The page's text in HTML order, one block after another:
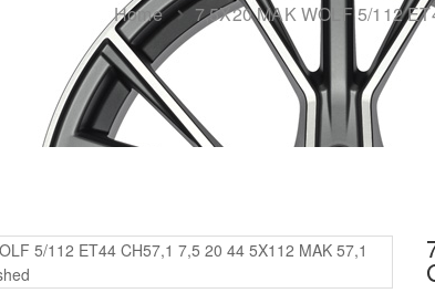
Home 7,5X20 MAK WOLF 5/112